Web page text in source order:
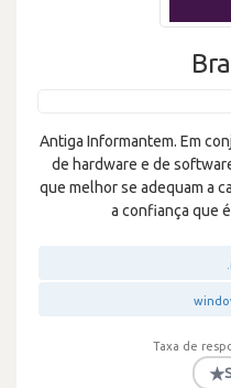
Antiga Informantem. Em
de hardware e de
que melhor se adequam a
a confiança que
Taxa de
★